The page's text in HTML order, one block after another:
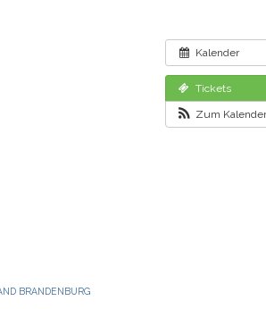
Kalender
Tickets
Zum
BRANDENBURG